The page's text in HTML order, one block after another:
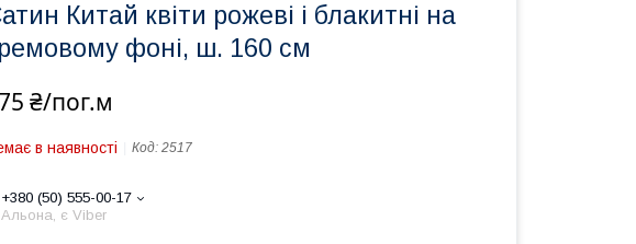
Китай квіти рожеві і блакитні на
фоні, ш. 160 см
₴/пог.м
в наявності Код: 2517
+380 (50) 555-00-17
Альона, є Viber